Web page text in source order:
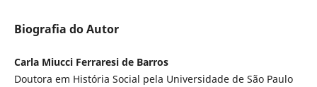
Biografia do Autor
Carla Miucci Ferraresi de Barros
Doutora em História Social pela Universidade de São Paulo